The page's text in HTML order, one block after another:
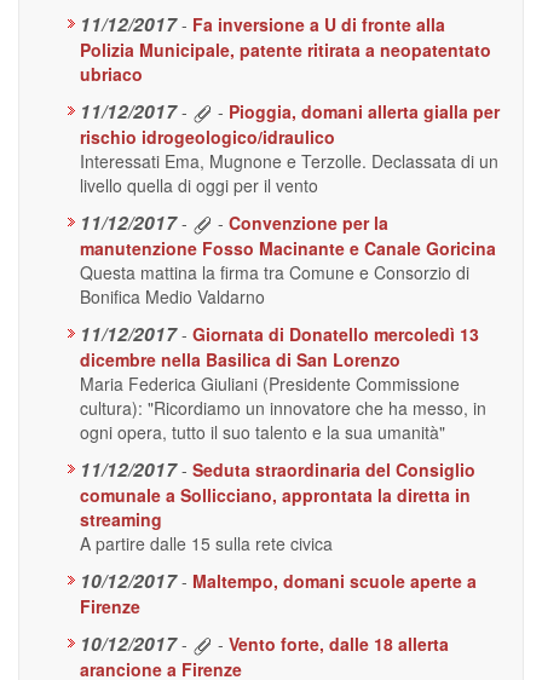
11/12/2017 - Fa inversione a U di fronte alla
Polizia Municipale, patente ritirata a neopatentato
ubriaco
11/12/2017 - - Pioggia, domani allerta gialla per
rischio idrogeologico/idraulico
Interessati Ema, Mugnone e Terzolle. Declassata di un
livello quella di oggi per il vento
11/12/2017 - - Convenzione per la
manutenzione Fosso Macinante e Canale Goricina
Questa mattina la firma tra Comune e Consorzio di
Bonifica Medio Valdarno
11/12/2017 - Giornata di Donatello mercoledì 13
dicembre nella Basilica di San Lorenzo
Maria Federica Giuliani (Presidente Commissione
cultura): "Ricordiamo un innovatore che ha messo, in
ogni opera, tutto il suo talento e la sua umanità"
11/12/2017 - Seduta straordinaria del Consiglio
comunale a Sollicciano, approntata la diretta in
streaming
A partire dalle 15 sulla rete civica
10/12/2017 - Maltempo, domani scuole aperte a
Firenze
10/12/2017 - - Vento forte, dalle 18 allerta
arancione a Firenze